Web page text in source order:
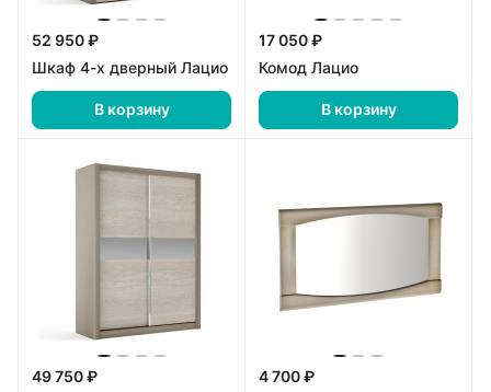
52 950 ₽
Шкаф 4-х дверный Лацио
В корзину
17 050 ₽
Комод Лацио
В корзину
49 750 ₽
4 700 ₽